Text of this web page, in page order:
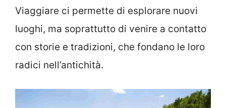
Viaggiare ci permette di esplorare nuovi
luoghi, ma soprattutto di venire a contatto
con storie e tradizioni, che fondano le loro
radici nell’antichità.